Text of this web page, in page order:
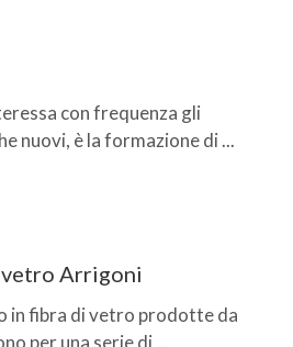
con frequenza gli
nuovi, è la formazione di ...
Arrigoni
in fibra di vetro prodotte da
per una serie di ...